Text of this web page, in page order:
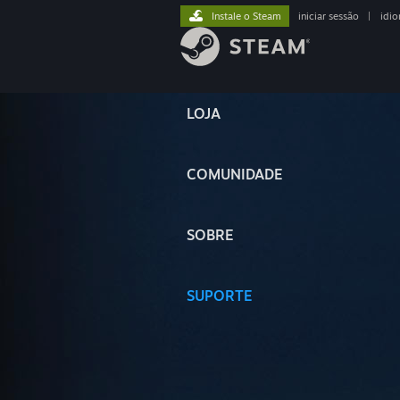
LOJA
COMUNIDADE
SOBRE
SUPORTE
Instale o Steam iniciar sessão